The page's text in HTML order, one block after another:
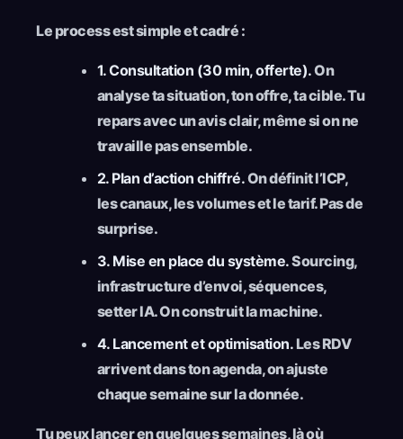
Le process est simple et cadré :
1. Consultation (30 min, offerte).On
analyse ta situation, ton offre, ta cible. Tu
repars avec un avis clair, même si on ne
travaille pas ensemble.
2. Plan d’action chiffré.On définit l’ICP,
les canaux, les volumes et le tarif. Pas de
surprise.
3. Mise en place du système.Sourcing,
infrastructure d’envoi, séquences,
setter IA. On construit la machine.
4. Lancement et optimisation. Les RDV
arrivent dans ton agenda, on ajuste
chaque semaine sur la donnée.
Tu peux lancer en quelques semaines, là où